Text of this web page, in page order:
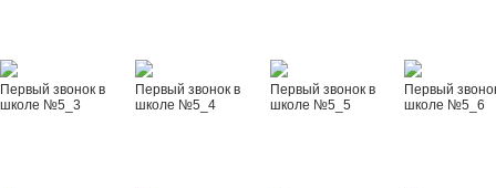
Первый звонок в
школе №5_3
Первый звонок в
школе №5_4
Первый звонок в
школе №5_5
Первый
школе №5_6